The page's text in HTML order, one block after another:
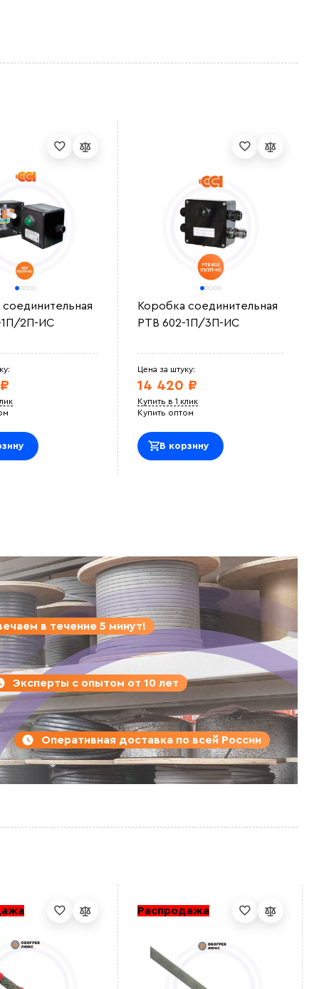
1П/2П-ИС
Коробка соединительная
РТВ 602-1П/3П-ИС
Цена за штуку:
14 420 ₽
Купить в 1 клик
Купить оптом
В корзину
в течение 5 минут!
Эксперты с опытом от 10 лет
Оперативная доставка по всей России
Распродажа